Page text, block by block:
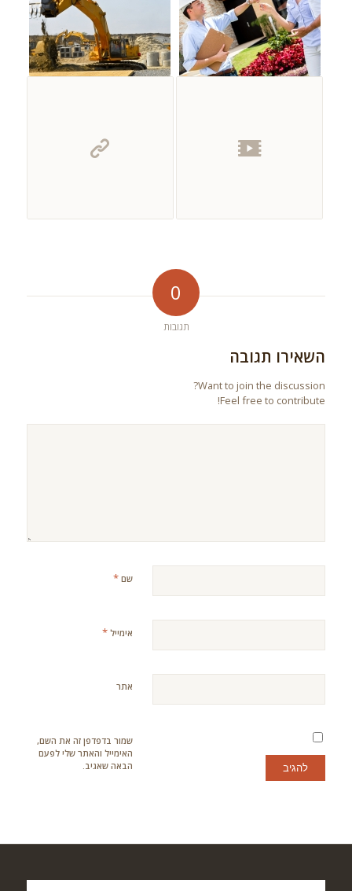
0
תגובות
השאירו תגובה
Want to join the discussion?
Feel free to contribute!
שם *
אימייל *
אתר
שמור בדפדפן זה את השם,
האימייל והאתר שלי לפעם
הבאה שאגיב.